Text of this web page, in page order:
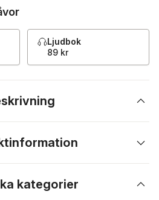
Ljudbok
89 kr
kategorier